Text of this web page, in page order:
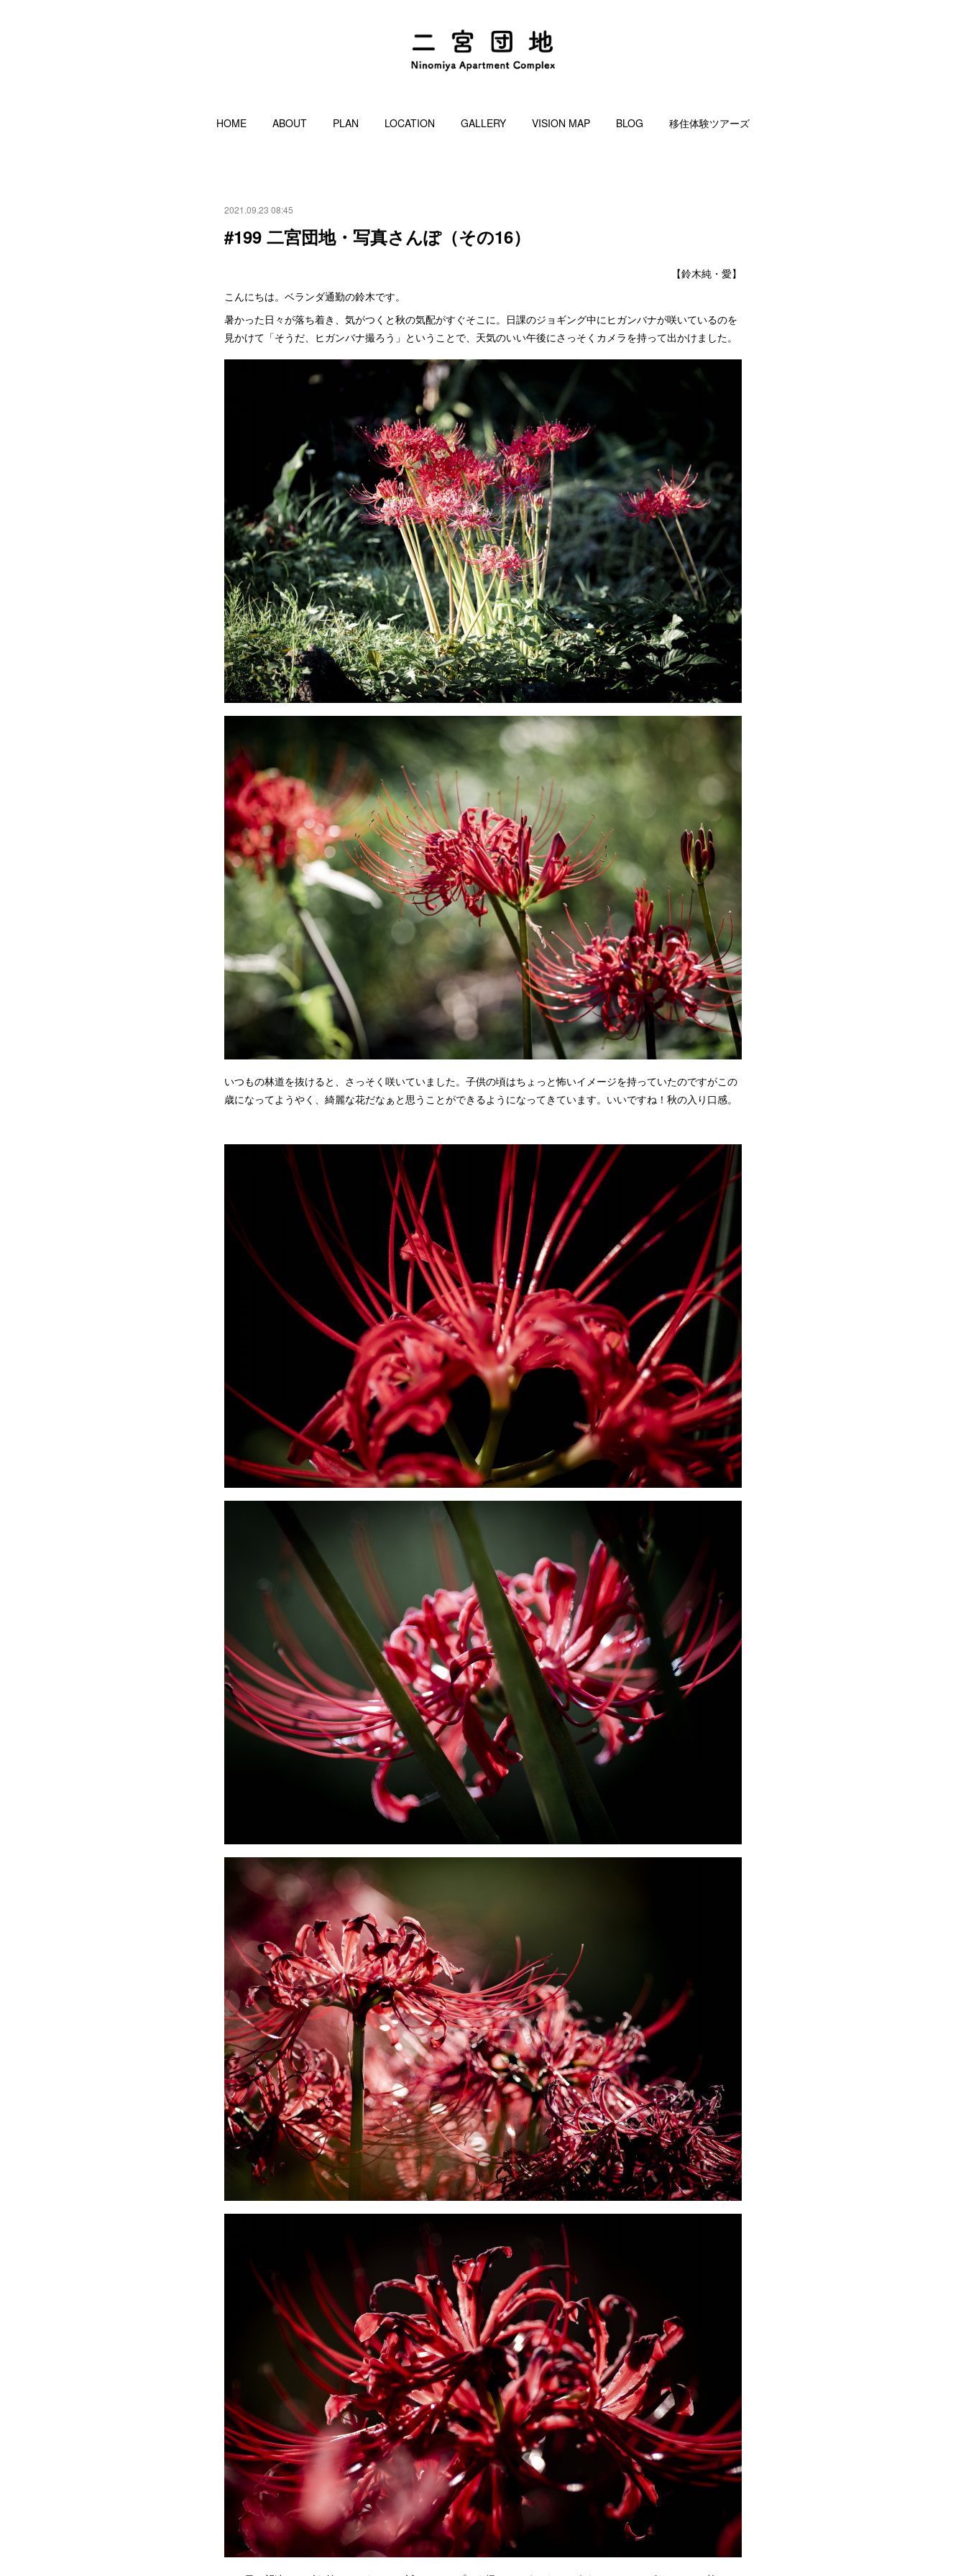
HOME ABOUT PLAN LOCATION GALLERY VISION MAP BLOG 移住体験ツアーズ
2021.09.23 08:45
#199 二宮団地・写真さんぽ（その16）
【鈴木純・愛】
こんにちは。ベランダ通勤の鈴木です。
暑かった日々が落ち着き、気がつくと秋の気配がすぐそこに。日課のジョギング中にヒガンバナが咲いているのを
見かけて「そうだ、ヒガンバナ撮ろう」ということで、天気のいい午後にさっそくカメラを持って出かけました。
いつもの林道を抜けると、さっそく咲いていました。子供の頃はちょっと怖いイメージを持っていたのですがこの
歳になってようやく、綺麗な花だなぁと思うことができるようになってきています。いいですね！秋の入り口感。